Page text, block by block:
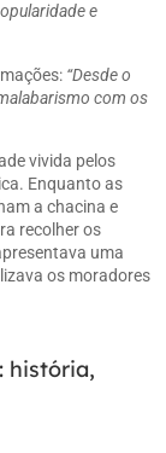
e
“Desde o
com os
vivida pelos
Enquanto as
a chacina e
recolher os
uma
os moradores
história,